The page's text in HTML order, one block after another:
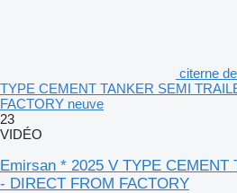
citerne
TYPE CEMENT TANKER SEMI
FACTORY neuve
23
VIDÉO
Emirsan * 2025 V TYPE CEMENT
- DIRECT FROM FACTORY